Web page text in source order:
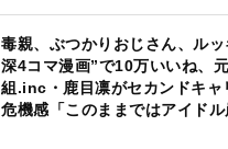
毒親、ぶつかりおじさん、ル
深4コマ漫画”で10万いいね、
組.inc・鹿目凛がセカンドキャ
危機感「このままではアイドル